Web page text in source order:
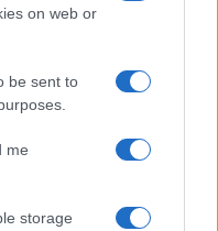
on web or
be sent to
me
storage